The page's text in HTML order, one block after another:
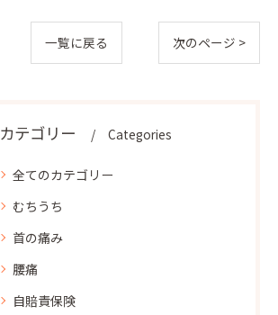
一覧に戻る 次のページ >
カテゴリー Categories
全てのカテゴリー
むちうち
首の痛み
腰痛
自賠責保険